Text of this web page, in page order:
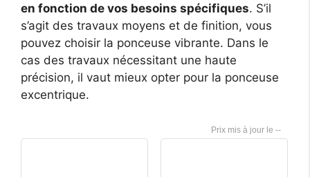
en fonction de vos besoins spécifiques. S’il
s’agit des travaux moyens et de finition, vous
pouvez choisir la ponceuse vibrante. Dans le
cas des travaux nécessitant une haute
précision, il vaut mieux opter pour la ponceuse
excentrique.
--